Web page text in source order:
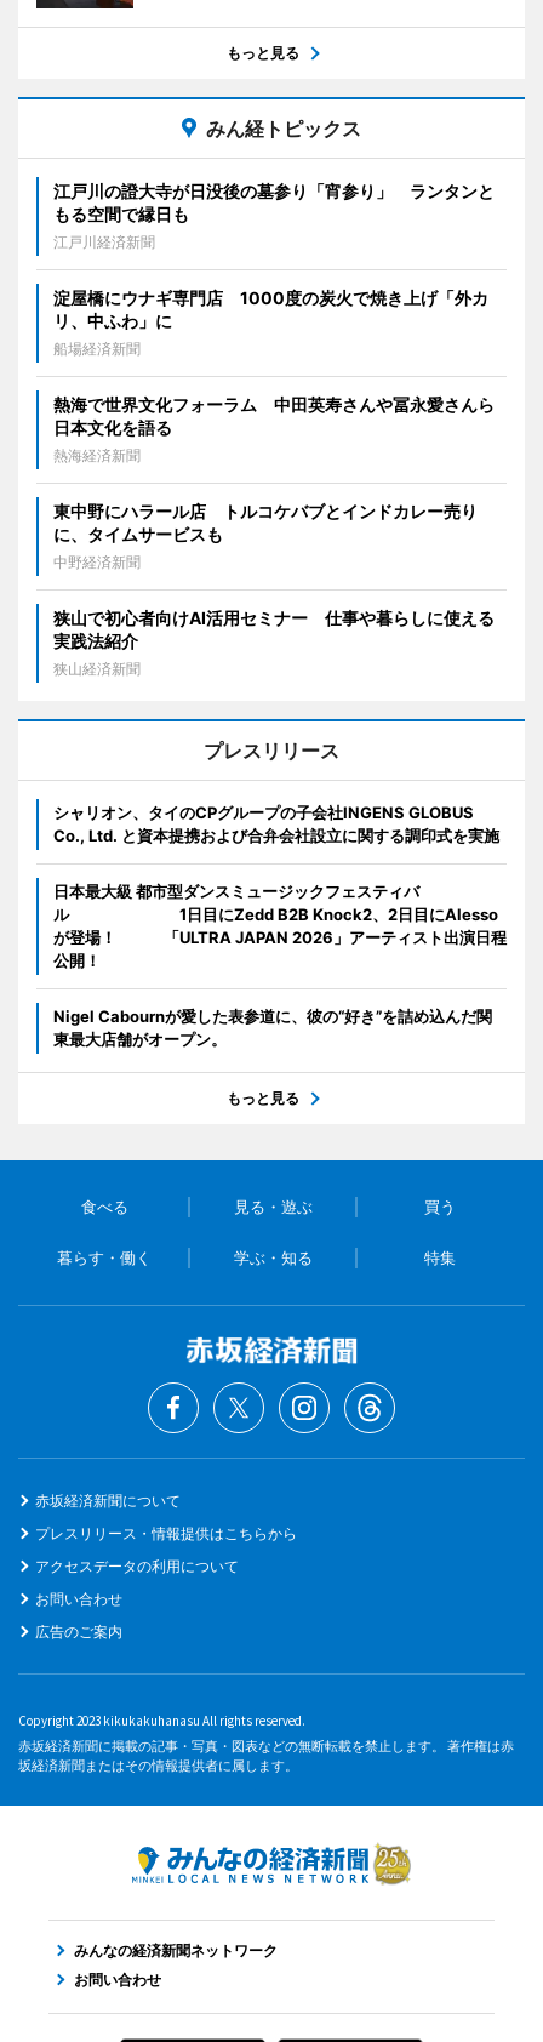
もっと見る
みん経トピックス
江戸川の證大寺が日没後の墓参り「宵参り」 ランタンと
もる空間で縁日も
江戸川経済新聞
淀屋橋にウナギ専門店 1000度の炭火で焼き上げ「外カ
リ、中ふわ」に
船場経済新聞
熱海で世界文化フォーラム 中田英寿さんや冨永愛さんら
日本文化を語る
熱海経済新聞
東中野にハラール店 トルコケバブとインドカレー売り
に、タイムサービスも
中野経済新聞
狭山で初心者向けAI活用セミナー 仕事や暮らしに使える
実践法紹介
狭山経済新聞
プレスリリース
シャリオン、タイのCPグループの子会社INGENS GLOBUS
Co., Ltd. と資本提携および合弁会社設立に関する調印式を実施
日本最大級 都市型ダンスミュージックフェスティバ
ル 1日目にZedd B2B Knock2、2日目にAlesso
が登場！ 「ULTRA JAPAN 2026」アーティスト出演日程
公開！
Nigel Cabournが愛した表参道に、彼の“好き”を詰め込んだ関
東最大店舗がオープン。
もっと見る
食べる 見る・遊ぶ 買う
暮らす・働く 学ぶ・知る 特集
赤坂経済新聞について
プレスリリース・情報提供はこちらから
アクセスデータの利用について
お問い合わせ
広告のご案内
Copyright 2023 kikukakuhanasu All rights reserved.
赤坂経済新聞に掲載の記事・写真・図表などの無断転載を禁止します。 著作権は赤
坂経済新聞またはその情報提供者に属します。
みんなの経済新聞ネットワーク
お問い合わせ